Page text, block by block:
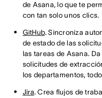
de Asana, lo que te
con tan solo unos clics.
GitHub. Sincroniza
de estado de las
las tareas de Asana.
solicitudes de
los departamentos,
Jira. Crea flujos de